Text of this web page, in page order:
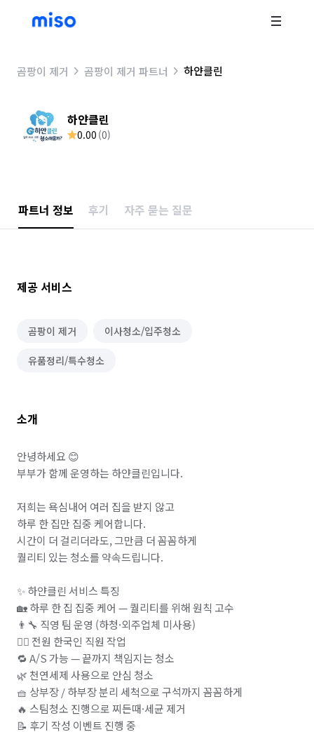
곰팡이 제거 곰팡이 제거 파트너 하얀클린
하얀클린
0.00 (0)
파트너 정보 후기 자주 묻는 질문
제공 서비스
곰팡이 제거 이사청소/입주청소
유품정리/특수청소
소개
안녕하세요 😊
부부가 함께 운영하는 하얀클린입니다.
저희는 욕심내어 여러 집을 받지 않고
하루 한 집만 집중 케어합니다.
시간이 더 걸리더라도, 그만큼 더 꼼꼼하게
퀄리티 있는 청소를 약속드립니다.
✨ 하얀클린 서비스 특징
🏡 하루 한 집 집중 케어 — 퀄리티를 위해 원칙 고수
👨‍🔧 직영 팀 운영 (하청·외주업체 미사용)
👷‍♂️ 전원 한국인 직원 작업
🔁 A/S 가능 — 끝까지 책임지는 청소
🌿 천연세제 사용으로 안심 청소
🧺 상부장 / 하부장 분리 세척으로 구석까지 꼼꼼하게
🔥 스팀청소 진행으로 찌든때·세균 제거
📝 후기 작성 이벤트 진행 중